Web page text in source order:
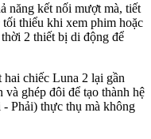
năng kết nối mượt mà, tiết
thiểu khi xem phim hoặc
2 thiết bị di động để
hai chiếc Luna 2 lại gần
và ghép đôi để tạo thành hệ
- Phải) thực thụ mà không